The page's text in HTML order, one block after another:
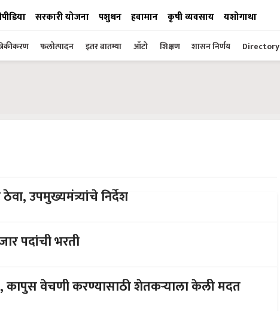
सरकारी योजना पशुधन हवामान कृषी व्यवसाय यशोगाथा
फलोत्पादन इतर बातम्या ऑटो शिक्षण शासन निर्णय Directory
कोरोना : बाजार समित्या सुरू ठेवा, उपमुख्यमंत्र्यांचे निर्देश
पदांची भरती
कापुस वेचणी करण्यासाठी शेतकऱ्याला केली मदत